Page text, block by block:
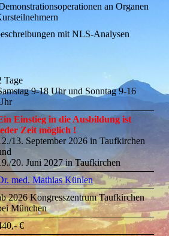
an Organen
mit NLS-Analysen
Tage
9-18 Uhr und Sonntag 9-16
Einstieg in die Ausbildung ist
Zeit möglich !
13. September 2026 in Taufkirchen
20. Juni 2027 in Taufkirchen
med. Mathias Künlen
2026 Kongresszentrum Taufkirchen
München
€